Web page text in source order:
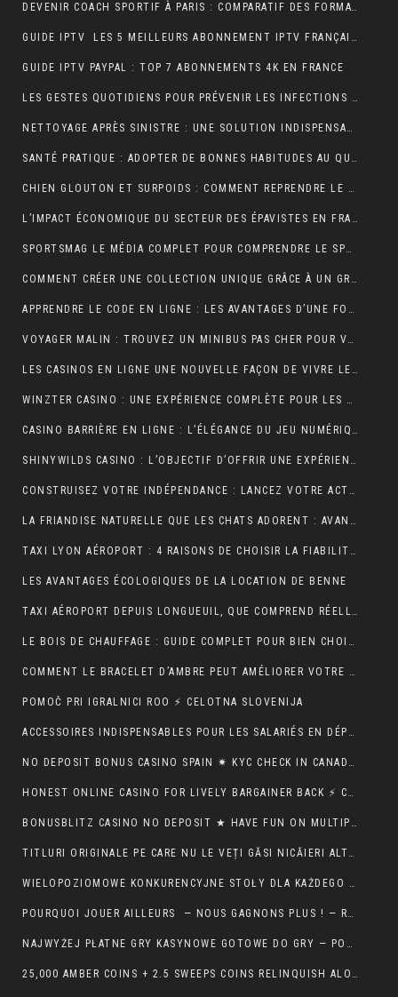
DEVENIR COACH SPORTIF À PARIS : COMPARATIF DES FORMATIONS CQP FITNESS
GUIDE IPTV LES 5 MEILLEURS ABONNEMENT IPTV FRANÇAIS 4K
GUIDE IPTV PAYPAL : TOP 7 ABONNEMENTS 4K EN FRANCE
LES GESTES QUOTIDIENS POUR PRÉVENIR LES INFECTIONS CHEZ LES VOLAILLES
NETTOYAGE APRÈS SINISTRE : UNE SOLUTION INDISPENSABLE POUR RETROUVER DES ESPACES SÛRS ET SALUBRES
SANTÉ PRATIQUE : ADOPTER DE BONNES HABITUDES AU QUOTIDIEN
CHIEN GLOUTON ET SURPOIDS : COMMENT REPRENDRE LE CONTRÔLE DES PORTIONS ?
L’IMPACT ÉCONOMIQUE DU SECTEUR DES ÉPAVISTES EN FRANCE
SPORTSMAG LE MÉDIA COMPLET POUR COMPRENDRE LE SPORT LA NUTRITION ET LA PERFORMANCE
COMMENT CRÉER UNE COLLECTION UNIQUE GRÂCE À UN GROSSISTE DE VÊTEMENTS PERSONNALISÉS
APPRENDRE LE CODE EN LIGNE : LES AVANTAGES D’UNE FORMATION ENTIÈREMENT NUMÉRIQUE
VOYAGER MALIN : TROUVEZ UN MINIBUS PAS CHER POUR VOS DÉPLACEMENTS EN GROUPE
LES CASINOS EN LIGNE UNE NOUVELLE FAÇON DE VIVRE LE JEU
WINZTER CASINO : UNE EXPÉRIENCE COMPLÈTE POUR LES AMATEURS DE JEUX EN LIGNE
CASINO BARRIÈRE EN LIGNE : L’ÉLÉGANCE DU JEU NUMÉRIQUE AU SERVICE DES JOUEURS MODERNES
SHINYWILDS CASINO : L’OBJECTIF D’OFFRIR UNE EXPÉRIENCE DE JEU EXCEPTIONNELLE ET SÉCURISÉE
CONSTRUISEZ VOTRE INDÉPENDANCE : LANCEZ VOTRE ACTIVITÉ DE MARCHAND DE BIENS OU AGENT IMMOBILIER
LA FRIANDISE NATURELLE QUE LES CHATS ADORENT : AVANTAGES ET CONSEILS
TAXI LYON AÉROPORT : 4 RAISONS DE CHOISIR LA FIABILITÉ ET LE CONFORT POUR VOS TRAJETS
LES AVANTAGES ÉCOLOGIQUES DE LA LOCATION DE BENNE
TAXI AÉROPORT DEPUIS LONGUEUIL, QUE COMPREND RÉELLEMENT LE PRIX ANNONCÉ ?
LE BOIS DE CHAUFFAGE : GUIDE COMPLET POUR BIEN CHOISIR SON COMBUSTIBLE
COMMENT LE BRACELET D’AMBRE PEUT AMÉLIORER VOTRE QUOTIDIEN
POMOČ PRI IGRALNICI ROO ⚡ CELOTNA SLOVENIJA
ACCESSOIRES INDISPENSABLES POUR LES SALARIÉS EN DÉPLACEMENT PROFESSIONNEL
NO DEPOSIT BONUS CASINO SPAIN ✷ KYC CHECK IN CANADA 🍀
HONEST ONLINE CASINO FOR LIVELY BARGAINER BACK ⚡️ CA ♦️
BONUSBLITZ CASINO NO DEPOSIT ★ HAVE FUN ON MULTIPLE PLATFORMS AUTOMATICALLY CANADIAN FEDERATION 💸
TITLURI ORIGINALE PE CARE NU LE VEȚI GĂSI NICĂIERI ALTUNDEVA. ♬ CONSTANȚA 🔮
WIELOPOZIOMOWE KONKURENCYJNE STOŁY DLA KAŻDEGO POZIOMU UMIEJĘTNOŚCI · RZECZPOSPOLITA POLSKA 💵
POURQUOI JOUER AILLEURS — NOUS GAGNONS PLUS ! — RÉPUBLIQUE FRANÇAISE 💵
NAJWYŻEJ PŁATNE GRY KASYNOWE GOTOWE DO GRY — POLSKA REGION CLAIM YOUR REWARD
25,000 AMBER COINS + 2.5 SWEEPS COINS RELINQUISH ALONG SIGN IMPROVING • IE 🏦